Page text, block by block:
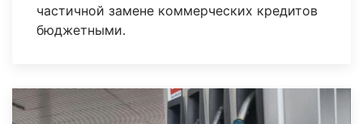
частичной замене коммерческих кредитов
бюджетными.